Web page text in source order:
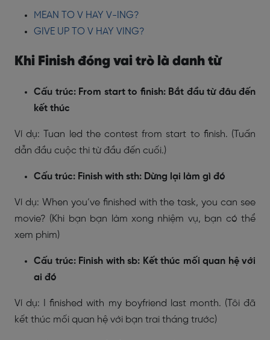
MEAN TO V HAY V-ING?
GIVE UP TO V HAY VING?
Khi Finish đóng vai trò là danh từ
Cấu trúc: From start to finish: Bắt đầu từ đâu đến
kết thúc
Ví dụ: Tuan led the contest from start to finish. (Tuấn
dẫn đầu cuộc thi từ đầu đến cuối.)
Cấu trúc: Finish with sth: Dừng lại làm gì đó
Ví dụ: When you’ve finished with the task, you can see
movie? (Khi bạn bạn làm xong nhiệm vụ, bạn có thể
xem phim)
Cấu trúc: Finish with sb: Kết thúc mối quan hệ với
ai đó
Ví dụ: I finished with my boyfriend last month. (Tôi đã
kết thúc mối quan hệ với bạn trai tháng trước)